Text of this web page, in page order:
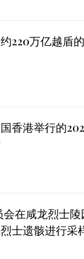
220万亿越盾
香港举行的
会在咸龙烈士陵
士遗骸进行采